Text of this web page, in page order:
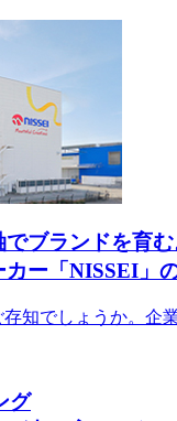
ブランドを育む
ー「NISSEI」
存知でしょうか。
グ